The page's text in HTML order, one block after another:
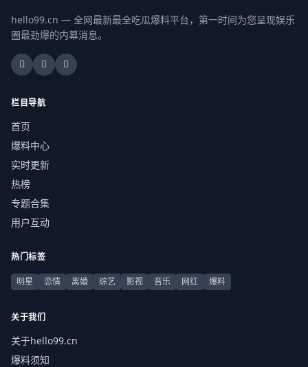
hello99.cn — 全网最新最全吃瓜爆料平台，第一时间为您呈现娱乐
圈最劲爆的内幕消息。
栏目导航
首页
爆料中心
实时更新
热榜
专题合集
用户互动
热门标签
明星 恋情 离婚 综艺 影视 音乐 网红 爆料
关于我们
关于hello99.cn
爆料须知